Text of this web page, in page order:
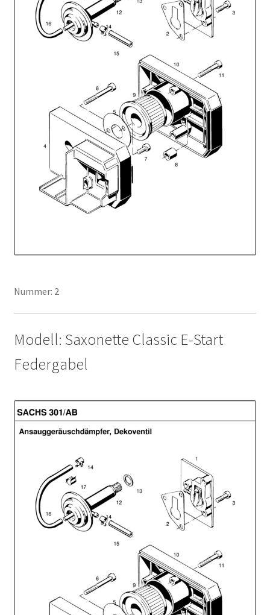
Nummer: 2
Modell: Saxonette Classic E-Start
Federgabel